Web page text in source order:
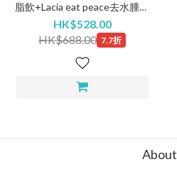
脂飲+Lacia eat peace去水腫排
毒錠
HK$528.00
HK$688.00 7.7折
About